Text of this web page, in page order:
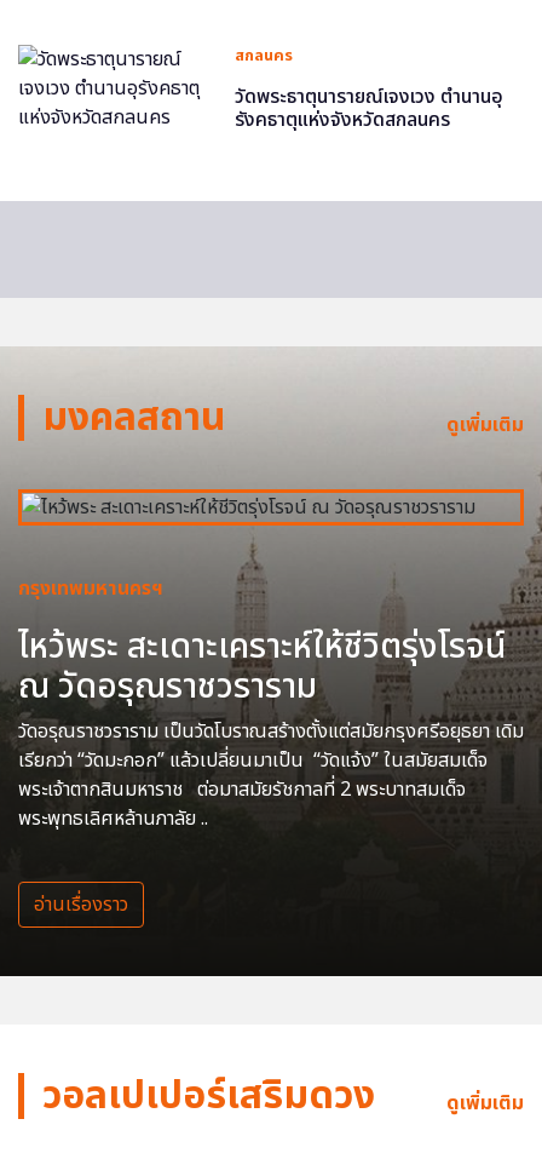
สกลนคร
วัดพระธาตุนารายณ์เจงเวง ตำนานอุ
รังคธาตุแห่งจังหวัดสกลนคร
มงคลสถาน ดูเพิ่มเติม
กรุงเทพมหานครฯ
ไหว้พระ สะเดาะเคราะห์ให้ชีวิตรุ่งโรจน์
ณ วัดอรุณราชวราราม
วัดอรุณราชวราราม เป็นวัดโบราณสร้างตั้งแต่สมัยกรุงศรีอยุธยา เดิม
เรียกว่า “วัดมะกอก” แล้วเปลี่ยนมาเป็น “วัดแจ้ง” ในสมัยสมเด็จ
พระเจ้าตากสินมหาราช ต่อมาสมัยรัชกาลที่ 2 พระบาทสมเด็จ
พระพุทธเลิศหล้านภาลัย ..
อ่านเรื่องราว
วอลเปเปอร์เสริมดวง ดูเพิ่มเติม